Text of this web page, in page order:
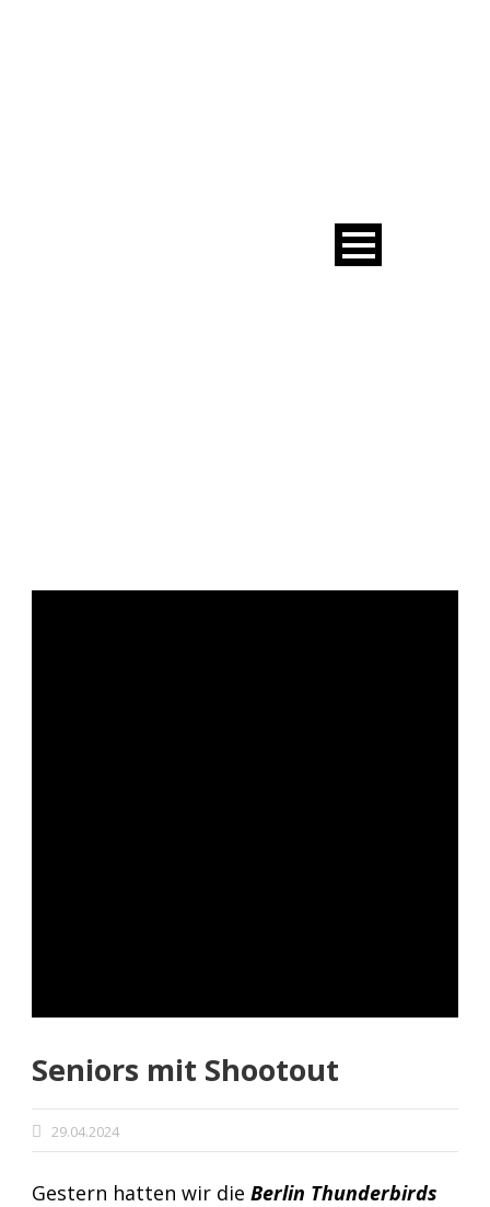
Seniors mit Shootout
29.04.2024
Gestern hatten wir die Berlin Thunderbirds